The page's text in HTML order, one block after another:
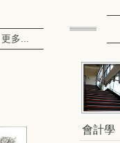
更多...
會計學